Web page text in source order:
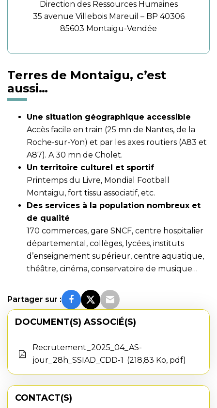
Direction des Ressources Humaines
35 avenue Villebois Mareuil – BP 40306
85603 Montaigu-Vendée
Terres de Montaigu, c’est
aussi…
Une situation géographique accessible
Accès facile en train (25 mn de Nantes, de la
Roche-sur-Yon) et par les axes routiers (A83 et
A87). A 30 mn de Cholet.
Un territoire culturel et sportif
Printemps du Livre, Mondial Football
Montaigu, fort tissu associatif, etc.
Des services à la population nombreux et
de qualité
170 commerces, gare SNCF, centre hospitalier
départemental, collèges, lycées, instituts
d’enseignement supérieur, centre aquatique,
théâtre, cinéma, conservatoire de musique…
Partager sur :
DOCUMENT(S) ASSOCIÉ(S)
Recrutement_2025_04_AS-
jour_28h_SSIAD_CDD-1
218,83 Ko, pdf
CONTACT(S)